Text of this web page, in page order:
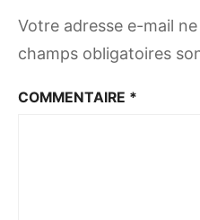
Votre adresse e-mail
champs obligatoires
COMMENTAIRE *